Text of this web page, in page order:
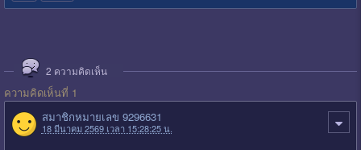
2 ความคิดเห็น
ความคิดเห็นที่ 1
สมาชิกหมายเลข 9296631
18 มีนาคม 2569 เวลา 15:28:25 น.